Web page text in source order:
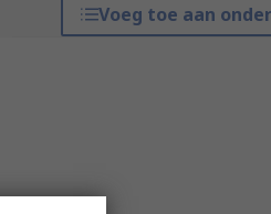
Voeg toe aan